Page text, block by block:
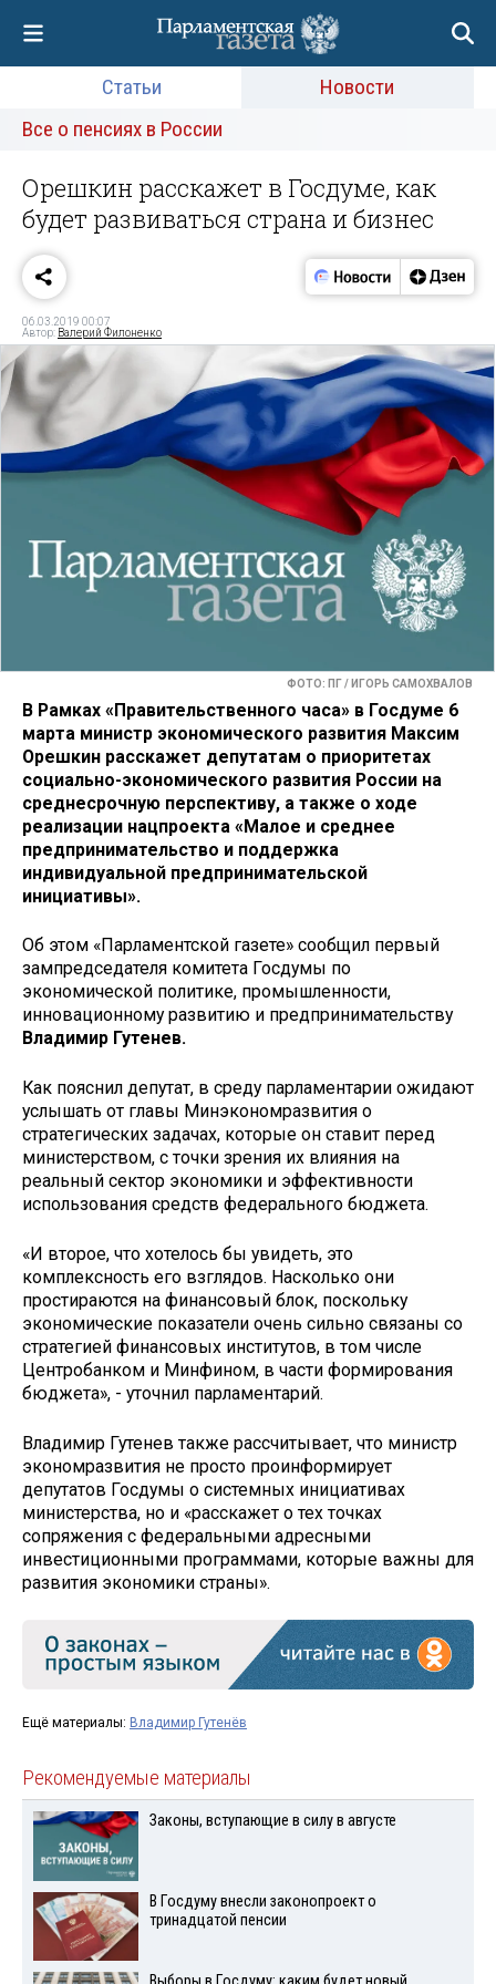
Статьи
Новости
Все о пенсиях в России
Орешкин расскажет в Госдуме, как
будет развиваться страна и бизнес
06.03.2019 00:07
Автор: Валерий Филоненко
ФОТО: ПГ / ИГОРЬ САМОХВАЛОВ
В Рамках «Правительственного часа» в Госдуме 6
марта министр экономического развития Максим
Орешкин расскажет депутатам о приоритетах
социально-экономического развития России на
среднесрочную перспективу, а также о ходе
реализации нацпроекта «Малое и среднее
предпринимательство и поддержка
индивидуальной предпринимательской
инициативы».
Об этом «Парламентской газете» сообщил первый
зампредседателя комитета Госдумы по
экономической политике, промышленности,
инновационному развитию и предпринимательству
Владимир Гутенев.
Как пояснил депутат, в среду парламентарии ожидают
услышать от главы Минэкономразвития о
стратегических задачах, которые он ставит перед
министерством, с точки зрения их влияния на
реальный сектор экономики и эффективности
использования средств федерального бюджета.
«И второе, что хотелось бы увидеть, это
комплексность его взглядов. Насколько они
простираются на финансовый блок, поскольку
экономические показатели очень сильно связаны со
стратегией финансовых институтов, в том числе
Центробанком и Минфином, в части формирования
бюджета», - уточнил парламентарий.
Владимир Гутенев также рассчитывает, что министр
экономразвития не просто проинформирует
депутатов Госдумы о системных инициативах
министерства, но и «расскажет о тех точках
сопряжения с федеральными адресными
инвестиционными программами, которые важны для
развития экономики страны».
Ещё материалы: Владимир Гутенёв
Рекомендуемые материалы
Законы, вступающие в силу в августе
В Госдуму внесли законопроект о
тринадцатой пенсии